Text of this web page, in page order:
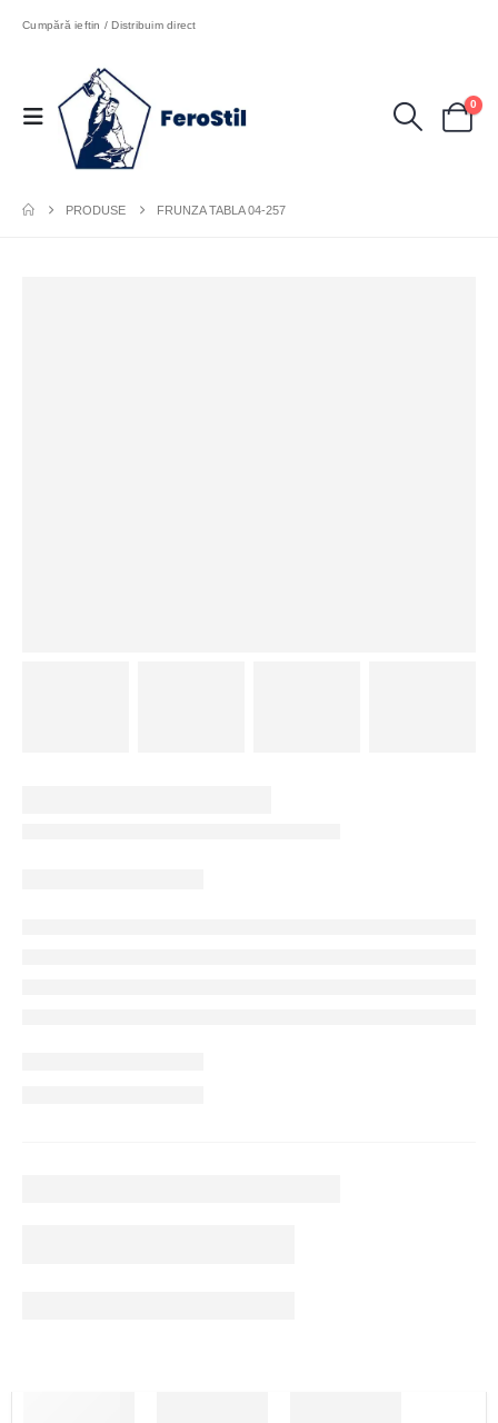
Cumpără ieftin / Distribuim direct
0
PRODUSE FRUNZA TABLA 04-257